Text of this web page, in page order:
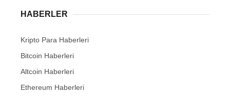
HABERLER
Kripto Para Haberleri
Bitcoin Haberleri
Altcoin Haberleri
Ethereum Haberleri